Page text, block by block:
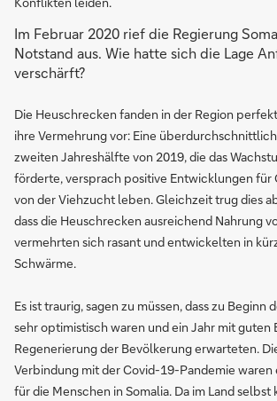
Im Februar 2020 rief die Regierung
Notstand aus. Wie hatte sich die Lage
verschärft?
Die Heuschrecken fanden in der Region
ihre Vermehrung vor: Eine
zweiten Jahreshälfte von 2019, die das
förderte, versprach positive Entwicklungen für
von der Viehzucht leben. Gleichzeit trug dies
dass die Heuschrecken ausreichend Nahrung
vermehrten sich rasant und entwickelten in
Schwärme.
Es ist traurig, sagen zu müssen, dass zu Beginn
sehr optimistisch waren und ein Jahr mit guten
Regenerierung der Bevölkerung erwarteten.
Verbindung mit der Covid-19-Pandemie waren
für die Menschen in Somalia. Da im Land selbst